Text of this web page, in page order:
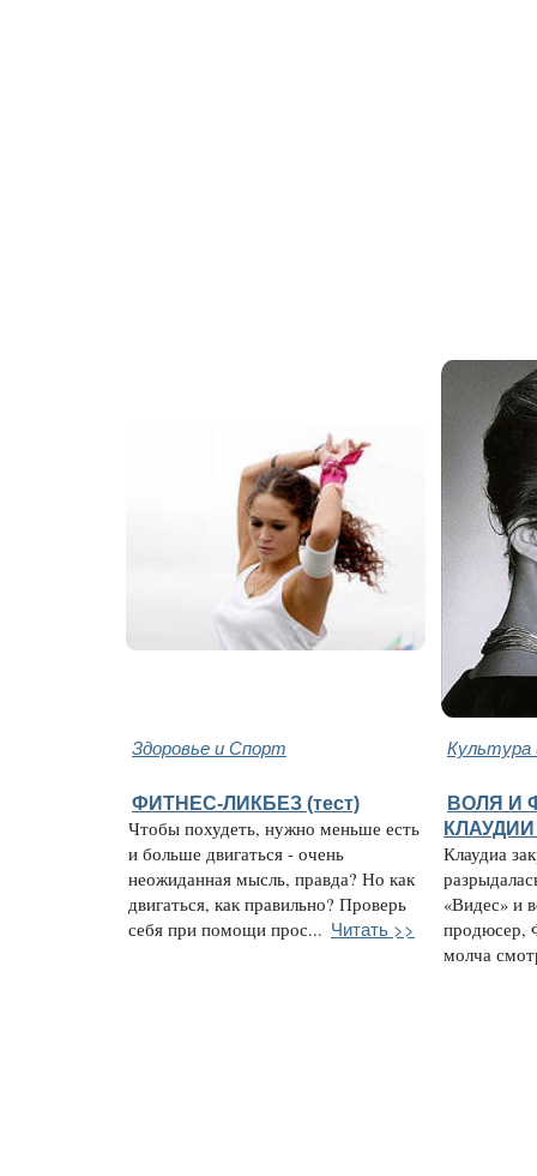
Здоровье и Спорт Культура
ФИТНЕС-ЛИКБЕЗ (тест)
Чтобы похудеть, нужно меньше есть
и больше двигаться - очень
неожиданная мысль, правда? Но как
двигаться, как правильно? Проверь
себя при помощи прос... Читать >>
ВОЛЯ И
Клаудиа
«Видес» и
продюсер,
молча